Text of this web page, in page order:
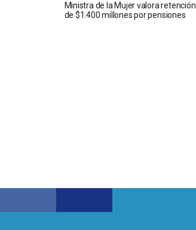
Ministra de la Mujer valora retención
de $1.400 millones por pensiones